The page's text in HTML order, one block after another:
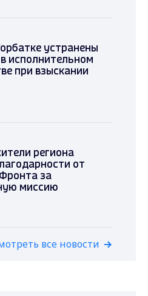
устранены
исполнительном
при взыскании
региона
от
за
миссию
все новости